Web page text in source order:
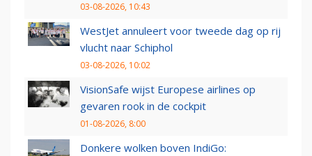
03-08-2026, 10:43
WestJet annuleert voor tweede dag op rij
vlucht naar Schiphol
03-08-2026, 10:02
VisionSafe wijst Europese airlines op
gevaren rook in de cockpit
01-08-2026, 8:00
Donkere wolken boven IndiGo: